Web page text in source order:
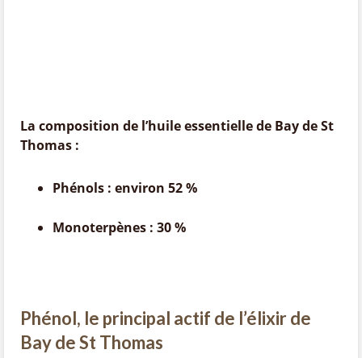
La composition de l’huile essentielle de Bay de St
Thomas :
Phénols : environ 52 %
Monoterpènes : 30 %
Phénol, le principal actif de l’élixir de
Bay de St Thomas